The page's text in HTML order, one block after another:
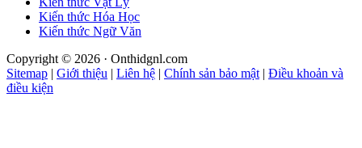
Kiến thức Hóa Học
Kiến thức Ngữ Văn
Copyright © 2026 · Onthidgnl.com
Sitemap | Giới thiệu | Liên hệ | Chính sản bảo mật | Điều khoản và
điều kiện